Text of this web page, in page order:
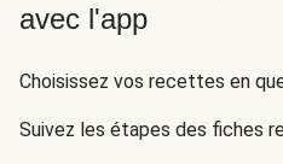
avec l'app
Choisissez vos recettes en
Suivez les étapes des fiches